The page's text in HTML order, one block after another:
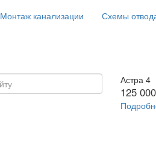
Монтаж канализации Схемы
Астра 4
125 000